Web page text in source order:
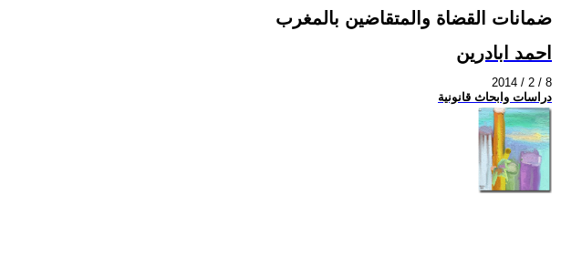
ضمانات القضاة والمتقاضين بالمغرب
احمد ابادرين
2014 / 2 / 8
دراسات وابحاث قانونية